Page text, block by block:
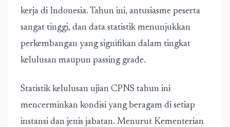
kerja di Indonesia. Tahun ini, antusiasme peserta
sangat tinggi, dan data statistik menunjukkan
perkembangan yang signifikan dalam tingkat
kelulusan maupun passing grade.
Statistik kelulusan ujian CPNS tahun ini
mencerminkan kondisi yang beragam di setiap
instansi dan jenis jabatan. Menurut Kementerian